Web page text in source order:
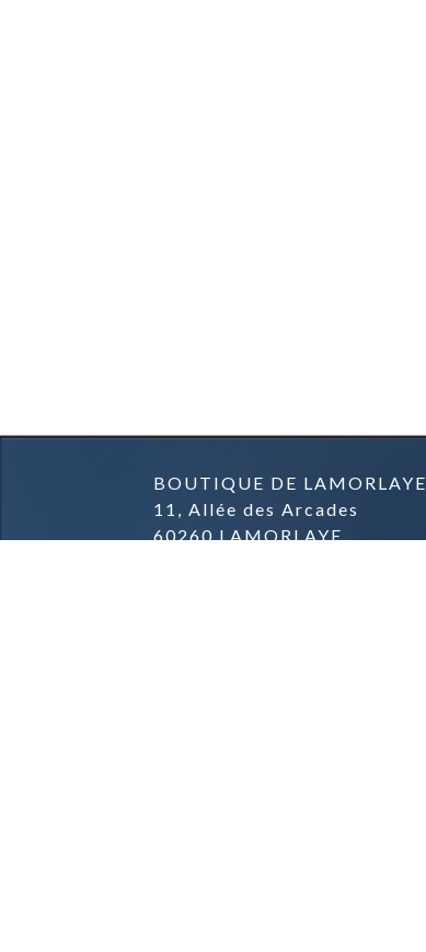
BOUTIQUE DE LAMORLAYE
11, Allée des Arcades
60260 LAMORLAYE